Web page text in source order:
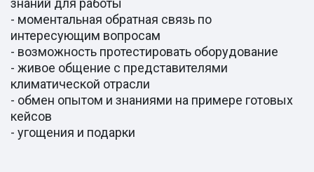
знаний для работы
- моментальная обратная связь по
интересующим вопросам
- возможность протестировать оборудование
- живое общение с представителями
климатической отрасли
- обмен опытом и знаниями на примере готовых
кейсов
- угощения и подарки